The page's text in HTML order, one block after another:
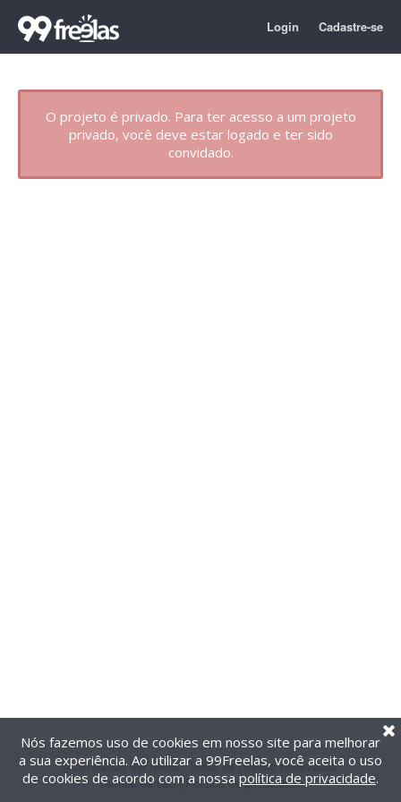
Login Cadastre-se
O projeto é privado. Para ter acesso a um projeto
privado, você deve estar logado e ter sido
convidado.
@2014-2026 99Freelas. Todos os direitos reservados.
Termos de uso| Política de privacidade
Nós fazemos uso de cookies em nosso site para melhorar
a sua experiência. Ao utilizar a 99Freelas, você aceita o uso
de cookies de acordo com a nossa política de privacidade.